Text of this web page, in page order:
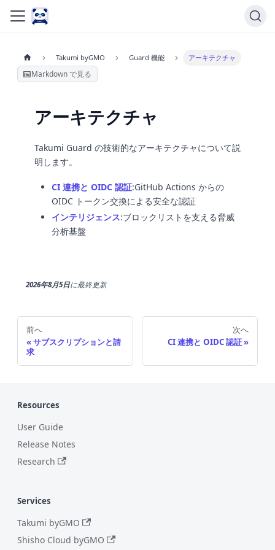
Takumi byGMO Guard 機能 アーキテクチャ
Markdown で見る
アーキテクチャ
Takumi Guard の技術的なアーキテクチャについて説
明します。
CI 連携と OIDC 認証:GitHub Actions からの
OIDC トークン交換による安全な認証
インテリジェンス:ブロックリストを支える脅威
分析基盤
2026年8月5日に最終更新
前へ
サブスクリプションと請
求
次へ
CI 連携と OIDC 認証
Resources
User Guide
Release Notes
Research
Services
Takumi byGMO
Shisho Cloud byGMO